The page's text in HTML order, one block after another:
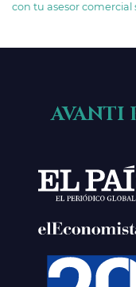
con tu asesor comercial
AVANTI